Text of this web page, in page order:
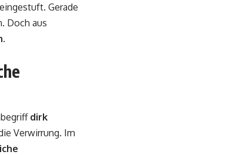
Gerade
Doch aus
.
dirk
Verwirrung. Im